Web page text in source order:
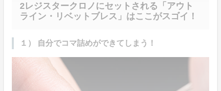
2レジスタークロノにセットされる「アウト
ライン・リベットブレス」はここがスゴイ！
１） 自分でコマ詰めができてしまう！